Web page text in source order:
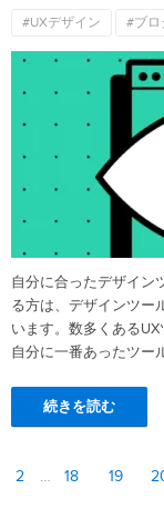
#UXデザイン
#ブロ
自分に合ったデザイン
る方は、デザインツー
います。数多くある
自分に一番あったツー
続きを読む
2 … 18 19